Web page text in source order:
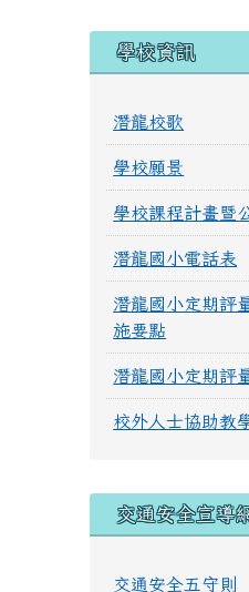
學校資訊
潛龍校歌
學校願景
學校課程計畫暨
潛龍國小電話表
潛龍國小定期評
施要點
潛龍國小定期評
校外人士協助教
交通安全宣導
交通安全五守則